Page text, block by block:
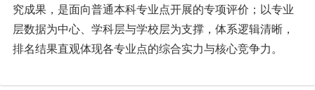
究成果，是面向普通本科专业点开展的专项评价； 以专业
层数据为中心、学科层与学校层为支撑，体系逻辑清晰，
排名结果直观体现各专业点的综合实力与核心竞争力。